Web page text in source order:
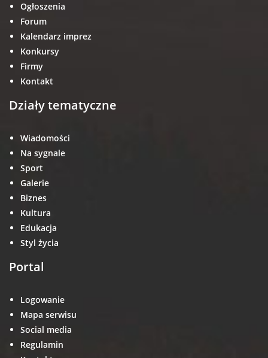
Ogłoszenia
Forum
Kalendarz imprez
Konkursy
Firmy
Kontakt
Działy tematyczne
Wiadomości
Na sygnale
Sport
Galerie
Biznes
Kultura
Edukacja
Styl życia
Portal
Logowanie
Mapa serwisu
Social media
Regulamin